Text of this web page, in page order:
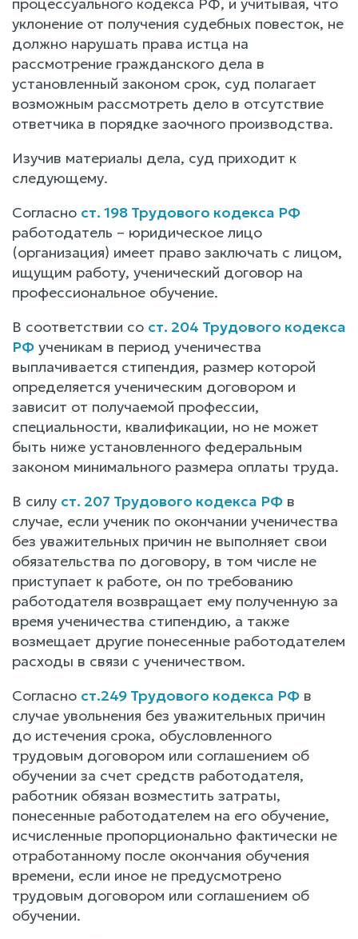
уклонение от получения судебных повесток, не
должно нарушать права истца на
рассмотрение гражданского дела в
установленный законом срок, суд полагает
возможным рассмотреть дело в отсутствие
ответчика в порядке заочного производства.
Изучив материалы дела, суд приходит к
следующему.
Согласно ст. 198 Трудового кодекса РФ
работодатель – юридическое лицо
(организация) имеет право заключать с лицом,
ищущим работу, ученический договор на
профессиональное обучение.
В соответствии со ст. 204 Трудового кодекса
РФ ученикам в период ученичества
выплачивается стипендия, размер которой
определяется ученическим договором и
зависит от получаемой профессии,
специальности, квалификации, но не может
быть ниже установленного федеральным
законом минимального размера оплаты труда.
В силу ст. 207 Трудового кодекса РФ в
случае, если ученик по окончании ученичества
без уважительных причин не выполняет свои
обязательства по договору, в том числе не
приступает к работе, он по требованию
работодателя возвращает ему полученную за
время ученичества стипендию, а также
возмещает другие понесенные работодателем
расходы в связи с ученичеством.
Согласно ст.249 Трудового кодекса РФ в
случае увольнения без уважительных причин
до истечения срока, обусловленного
трудовым договором или соглашением об
обучении за счет средств работодателя,
работник обязан возместить затраты,
понесенные работодателем на его обучение,
исчисленные пропорционально фактически не
отработанному после окончания обучения
времени, если иное не предусмотрено
трудовым договором или соглашением об
обучении.